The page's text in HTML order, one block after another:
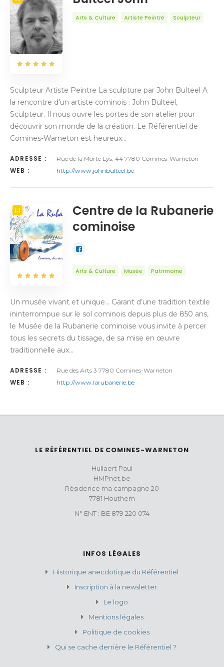
Arts & Culture Artiste Peintre Sculpteur
Sculpteur Artiste Peintre La sculpture par John Bulteel A
la rencontre d’un artiste cominois : John Bulteel,
Sculpteur. Il nous ouvre les portes de son atelier pour
découvrir son monde de la création. Le Référentiel de
Comines-Warneton est heureux…
ADRESSE : Rue de la Morte Lys, 44 7780 Comines-Warneton
WEB : http://www.johnbulteel.be
Centre de la Rubanerie
cominoise
Arts & Culture Musée Patrimoine
Un musée vivant et unique… Garant d’une tradition textile
ininterrompue sur le sol cominois depuis plus de 850 ans,
le Musée de la Rubanerie cominoise vous invite à percer
tous les secrets du tissage, de sa mise en œuvre
traditionnelle aux…
ADRESSE : Rue des Arts 3 7780 Comines-Warneton
WEB : http://www.larubanerie.be
LE RÉFÉRENTIEL DE COMINES-WARNETON
Hullaert Paul
HMPnet.be
Résidence ma campagne 20
7781 Houthem
N° ENT : BE 879 220 074
INFOS LÉGALES
Historique anecdotique du Référentiel
Inscription à la newsletter
Le logo
Mentions légales
Politique de cookies
Qui se cache derrière le Référentiel ?